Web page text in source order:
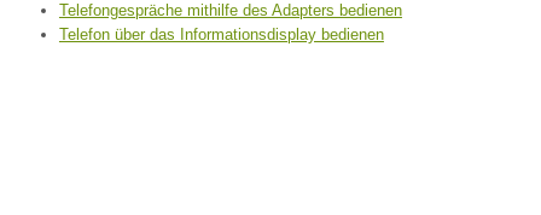
Telefongespräche mithilfe des Adapters bedienen
Telefon über das Informationsdisplay bedienen